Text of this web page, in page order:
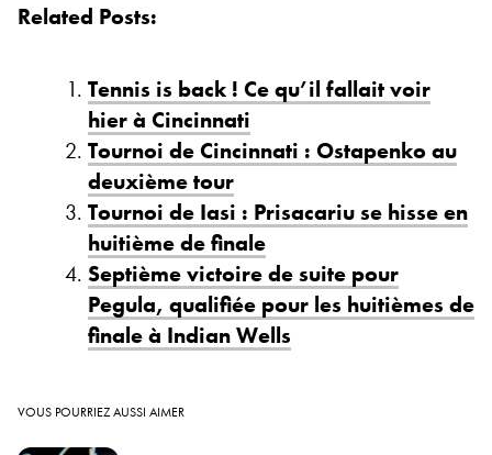
Related Posts:
Tennis is back ! Ce qu’il fallait voir
hier à Cincinnati
Tournoi de Cincinnati : Ostapenko au
deuxième tour
Tournoi de Iasi : Prisacariu se hisse en
huitième de finale
Septième victoire de suite pour
Pegula, qualifiée pour les huitièmes de
finale à Indian Wells
VOUS POURRIEZ AUSSI AIMER